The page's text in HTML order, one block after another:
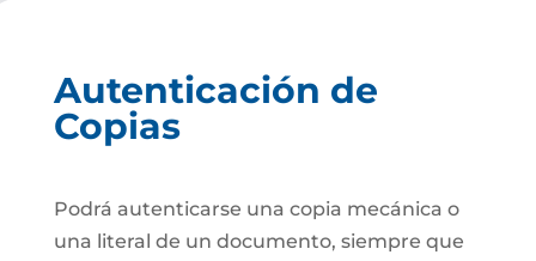
Autenticación de
Copias
Podrá autenticarse una copia mecánica o
una literal de un documento, siempre que